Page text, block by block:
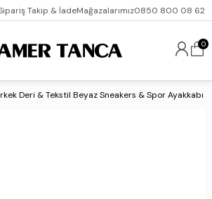
Takip & İadeMağazalarımız0850 800 08 62
0
Deri & Tekstil Beyaz Sneakers & Spor Ayakkabı